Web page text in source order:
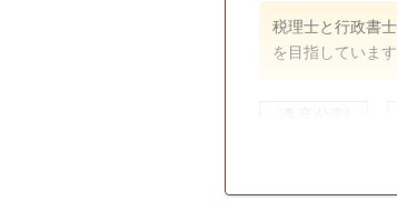
税理士と行政書
を目指していま